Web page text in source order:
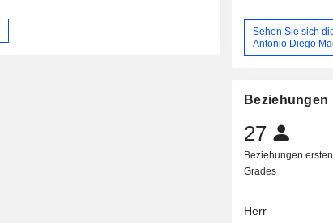
Sehen Sie sich
Antonio Diego
Beziehungen
27
Beziehungen ersten
Grades
Herr